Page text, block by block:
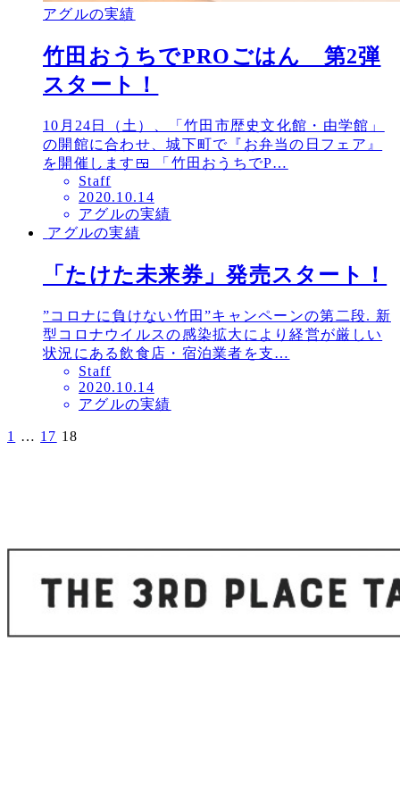
アグルの実績
竹田おうちでPROごはん 第2弾
スタート！
10月24日（土）、「竹田市歴史文化館・由学館」
の開館に合わせ、城下町で『お弁当の日フェア』
を開催します🍱 「竹田おうちでP…
Staff
投
稿
日
2020.10.14
アグルの実績
アグルの実績
「たけた未来券」発売スタート！
”コロナに負けない竹田”キャンペーンの第二段. 新
型コロナウイルスの感染拡大により経営が厳しい
状況にある飲食店・宿泊業者を支…
Staff
投
稿
2020.10.14
アグルの実績
投
ー
り
1 … 17 18